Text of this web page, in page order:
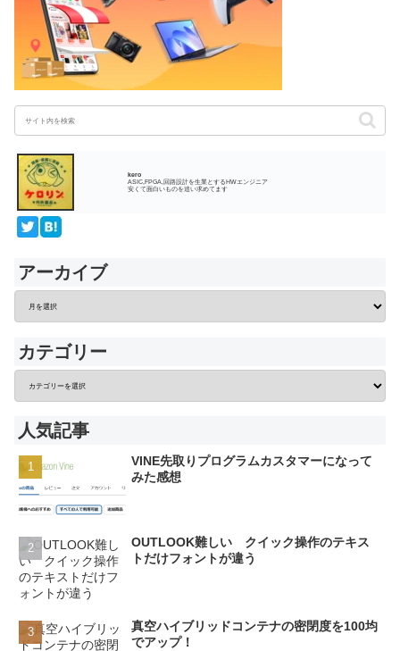
kero
ASIC,FPGA,回路設計を生業とするHWエンジニア
安くて面白いものを追い求めてます
アーカイブ
カテゴリー
人気記事
VINE先取りプログラムカスタマーになって
みた感想
OUTLOOK難しい クイック操作のテキス
トだけフォントが違う
真空ハイブリッドコンテナの密閉度を100均
でアップ！